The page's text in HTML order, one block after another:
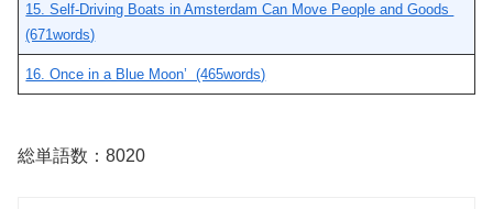
15. Self-Driving Boats in Amsterdam Can Move People and Goods
(671words)
16. Once in a Blue Moon’ (465words)
総単語数：8020